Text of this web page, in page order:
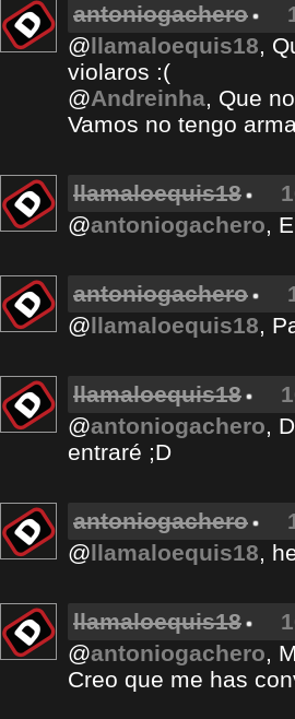
antoniogachero
@llamaloequis18,
violaros :(
@Andreinha, Que
Vamos no tengo
llamaloequis18
@antoniogachero,
antoniogachero
@llamaloequis18,
llamaloequis18
@antoniogachero,
entraré ;D
antoniogachero
@llamaloequis18,
llamaloequis18
@antoniogachero,
Creo que me has